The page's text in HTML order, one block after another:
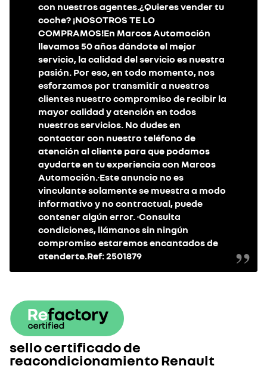
con nuestros agentes.¿Quieres vender tu
coche? ¡NOSOTROS TE LO
COMPRAMOS!En Marcos Automoción
llevamos 50 años dándote el mejor
servicio, la calidad del servicio es nuestra
pasión. Por eso, en todo momento, nos
esforzamos por transmitir a nuestros
clientes nuestro compromiso de recibir la
mayor calidad y atención en todos
nuestros servicios. No dudes en
contactar con nuestro teléfono de
atención al cliente para que podamos
ayudarte en tu experiencia con Marcos
Automoción.·Este anuncio no es
vinculante solamente se muestra a modo
informativo y no contractual, puede
contener algún error. ·Consulta
condiciones, llámanos sin ningún
compromiso estaremos encantados de
atenderte.Ref: 2501879
sello certificado de
reacondicionamiento Renault